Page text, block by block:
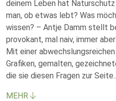
deinem Leben hat
man, ob etwas lebt? Was
wissen? – Antje Damm stellt
provokant, mal naiv, immer
Mit einer
Grafiken, gemalten,
die sie diesen Fragen zur Seite
MEHR